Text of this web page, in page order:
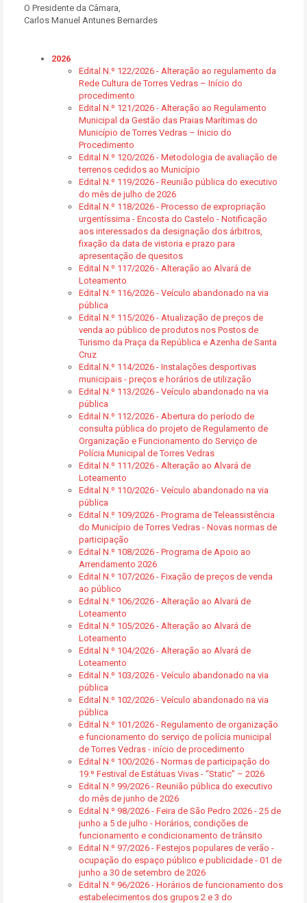
O Presidente da Câmara,
Carlos Manuel Antunes Bernardes
2026
Edital N.º 122/2026 - Alteração ao regulamento da
Rede Cultura de Torres Vedras – Início do
procedimento
Edital N.º 121/2026 - Alteração ao Regulamento
Municipal da Gestão das Praias Marítimas do
Município de Torres Vedras – Inicio do
Procedimento
Edital N.º 120/2026 - Metodologia de avaliação de
terrenos cedidos ao Município
Edital N.º 119/2026 - Reunião pública do executivo
do mês de julho de 2026
Edital N.º 118/2026 - Processo de expropriação
urgentíssima - Encosta do Castelo - Notificação
aos interessados da designação dos árbitros,
fixação da data de vistoria e prazo para
apresentação de quesitos
Edital N.º 117/2026 - Alteração ao Alvará de
Loteamento
Edital N.º 116/2026 - Veículo abandonado na via
pública
Edital N.º 115/2026 - Atualização de preços de
venda ao público de produtos nos Postos de
Turismo da Praça da República e Azenha de Santa
Cruz
Edital N.º 114/2026 - Instalações desportivas
municipais - preços e horários de utilização
Edital N.º 113/2026 - Veículo abandonado na via
pública
Edital N.º 112/2026 - Abertura do período de
consulta pública do projeto de Regulamento de
Organização e Funcionamento do Serviço de
Polícia Municipal de Torres Vedras
Edital N.º 111/2026 - Alteração ao Alvará de
Loteamento
Edital N.º 110/2026 - Veículo abandonado na via
pública
Edital N.º 109/2026 - Programa de Teleassistência
do Município de Torres Vedras - Novas normas de
participação
Edital N.º 108/2026 - Programa de Apoio ao
Arrendamento 2026
Edital N.º 107/2026 - Fixação de preços de venda
ao público
Edital N.º 106/2026 - Alteração ao Alvará de
Loteamento
Edital N.º 105/2026 - Alteração ao Alvará de
Loteamento
Edital N.º 104/2026 - Alteração ao Alvará de
Loteamento
Edital N.º 103/2026 - Veículo abandonado na via
pública
Edital N.º 102/2026 - Veículo abandonado na via
pública
Edital N.º 101/2026 - Regulamento de organização
e funcionamento do serviço de polícia municipal
de Torres Vedras - início de procedimento
Edital N.º 100/2026 - Normas de participação do
19.º Festival de Estátuas Vivas - “Static” – 2026
Edital N.º 99/2026 - Reunião pública do executivo
do mês de junho de 2026
Edital N.º 98/2026 - Feira de São Pedro 2026 - 25 de
junho a 5 de julho - Horários, condições de
funcionamento e condicionamento de trânsito
Edital N.º 97/2026 - Festejos populares de verão -
ocupação do espaço público e publicidade - 01 de
junho a 30 de setembro de 2026
Edital N.º 96/2026 - Horários de funcionamento dos
estabelecimentos dos grupos 2 e 3 do